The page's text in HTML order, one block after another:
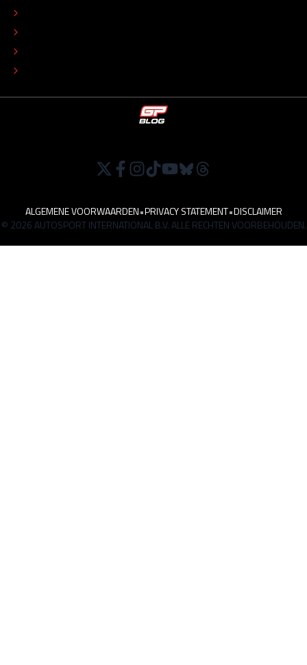
ALGEMENE VOORWAARDEN•PRIVACY STATEMENT•DISCLAIMER
© 2026 AUTOSPORT INTERNATIONAL B.V. ALLE RECHTEN VOORBEHOUDEN.